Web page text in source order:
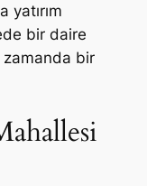
yatırım
bir daire
zamanda bir